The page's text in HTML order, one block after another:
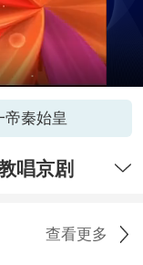
帝秦始皇
唱京剧
查看更多